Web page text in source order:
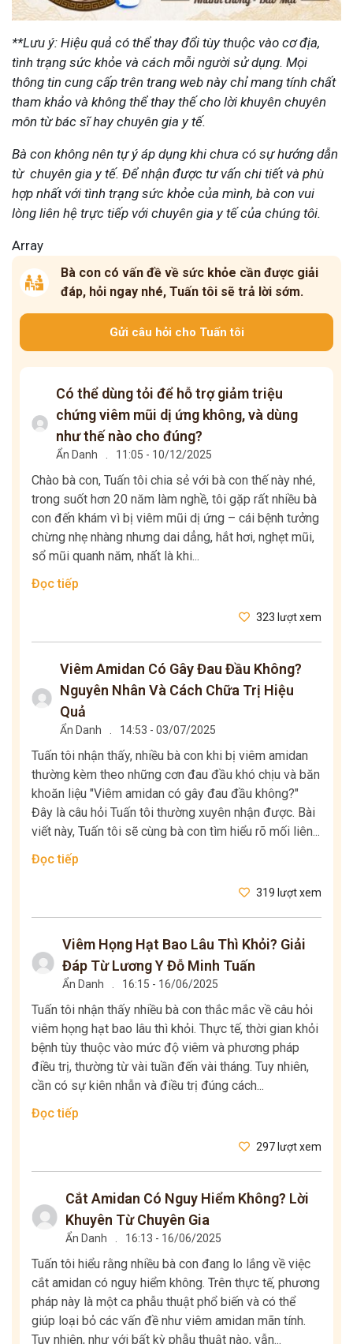
**Lưu ý: Hiệu quả có thể thay đổi tùy thuộc vào cơ địa,
tình trạng sức khỏe và cách mỗi người sử dụng. Mọi
thông tin cung cấp trên trang web này chỉ mang tính chất
tham khảo và không thể thay thế cho lời khuyên chuyên
môn từ bác sĩ hay chuyên gia y tế.
Bà con không nên tự ý áp dụng khi chưa có sự hướng dẫn
từ chuyên gia y tế. Để nhận được tư vấn chi tiết và phù
hợp nhất với tình trạng sức khỏe của mình, bà con vui
lòng liên hệ trực tiếp với chuyên gia y tế của chúng tôi.
Array
Bà con có vấn đề về sức khỏe cần được giải
đáp, hỏi ngay nhé, Tuấn tôi sẽ trả lời sớm.
Gửi câu hỏi cho Tuấn tôi
Có thể dùng tỏi để hỗ trợ giảm triệu
chứng viêm mũi dị ứng không, và dùng
như thế nào cho đúng?
Ẩn Danh 11:05 - 10/12/2025
Chào bà con, Tuấn tôi chia sẻ với bà con thế này nhé,
trong suốt hơn 20 năm làm nghề, tôi gặp rất nhiều bà
con đến khám vì bị viêm mũi dị ứng – cái bệnh tưởng
chừng nhẹ nhàng nhưng dai dẳng, hắt hơi, nghẹt mũi,
sổ mũi quanh năm, nhất là khi...
Đọc tiếp
323 lượt xem
Viêm Amidan Có Gây Đau Đầu Không?
Nguyên Nhân Và Cách Chữa Trị Hiệu
Quả
Ẩn Danh 14:53 - 03/07/2025
Tuấn tôi nhận thấy, nhiều bà con khi bị viêm amidan
thường kèm theo những cơn đau đầu khó chịu và băn
khoăn liệu "Viêm amidan có gây đau đầu không?"
Đây là câu hỏi Tuấn tôi thường xuyên nhận được. Bài
viết này, Tuấn tôi sẽ cùng bà con tìm hiểu rõ mối liên...
Đọc tiếp
319 lượt xem
Viêm Họng Hạt Bao Lâu Thì Khỏi? Giải
Đáp Từ Lương Y Đỗ Minh Tuấn
Ẩn Danh 16:15 - 16/06/2025
Tuấn tôi nhận thấy nhiều bà con thắc mắc về câu hỏi
viêm họng hạt bao lâu thì khỏi. Thực tế, thời gian khỏi
bệnh tùy thuộc vào mức độ viêm và phương pháp
điều trị, thường từ vài tuần đến vài tháng. Tuy nhiên,
cần có sự kiên nhẫn và điều trị đúng cách...
Đọc tiếp
297 lượt xem
Cắt Amidan Có Nguy Hiểm Không? Lời
Khuyên Từ Chuyên Gia
Ẩn Danh 16:13 - 16/06/2025
Tuấn tôi hiểu rằng nhiều bà con đang lo lắng về việc
cắt amidan có nguy hiểm không. Trên thực tế, phương
pháp này là một ca phẫu thuật phổ biến và có thể
giúp loại bỏ các vấn đề như viêm amidan mãn tính.
Tuy nhiên, như với bất kỳ phẫu thuật nào, vẫn...